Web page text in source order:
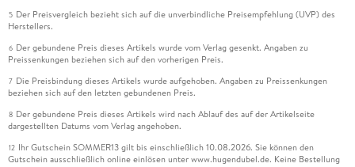
5 Der Preisvergleich bezieht sich auf die unverbindliche Preisempfehlung (UVP) des
Herstellers.
6 Der gebundene Preis dieses Artikels wurde vom Verlag gesenkt. Angaben zu
Preissenkungen beziehen sich auf den vorherigen Preis.
7 Die Preisbindung dieses Artikels wurde aufgehoben. Angaben zu Preissenkungen
beziehen sich auf den letzten gebundenen Preis.
8 Der gebundene Preis dieses Artikels wird nach Ablauf des auf der Artikelseite
dargestellten Datums vom Verlag angehoben.
12 Ihr Gutschein SOMMER13 gilt bis einschließlich 10.08.2026. Sie können den
Gutschein ausschließlich online einlösen unter www.hugendubel.de. Keine Bestellung